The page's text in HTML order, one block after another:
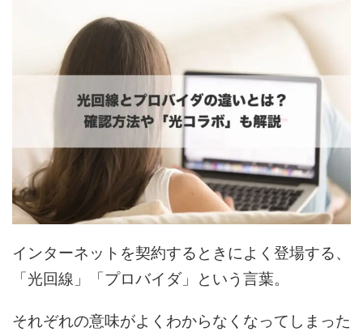
インターネットを契約するときによく登場する、
「光回線」「プロバイダ」という言葉。
それぞれの意味がよくわからなくなってしまった